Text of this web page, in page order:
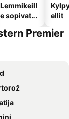
Lemmikeill
e sopivat
ellit
Premier